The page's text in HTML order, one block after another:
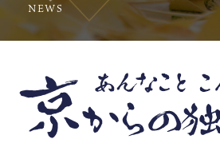
NEWS